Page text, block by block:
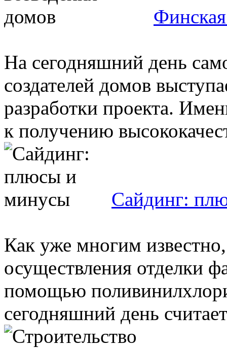
На сегодняшний день
создателей домов
разработки проекта.
к получению
Сайдинг:
Как уже многим
осуществления отделки
помощью
сегодняшний день